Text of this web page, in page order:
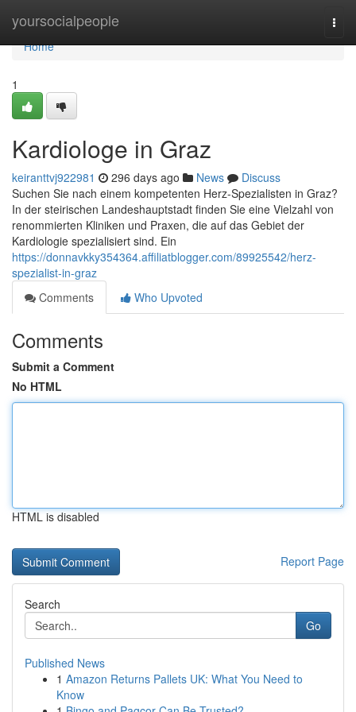
yoursocialpeople
Home
Home
1
Kardiologe in Graz
keiranttvj922981 296 days ago News
Discuss
Suchen Sie nach einem kompetenten Herz-Spezialisten in Graz?
In der steirischen Landeshauptstadt finden Sie eine Vielzahl von
renommierten Kliniken und Praxen, die auf das Gebiet der
Kardiologie spezialisiert sind. Ein
https://donnavkky354364.affiliatblogger.com/89925542/herz-
spezialist-in-graz
Comments
Who Upvoted
Comments
Submit a Comment
No HTML
HTML is disabled
Report Page
Search
Go
Published News
1 Amazon Returns Pallets UK: What You Need to
Know